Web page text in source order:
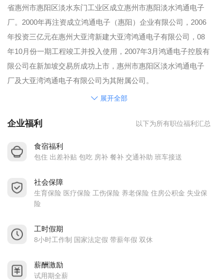
省惠州市惠阳区淡水东门工业区成立惠州市惠阳淡水鸿通电子
厂。2000年再注资成立鸿通电子（惠阳）企业有限公司，2006
年投资三亿元在惠州大亚湾新建大亚湾鸿通电子有限公司，08
年10月份一期工程竣工并投入使用，2007年3月鸿通电子控股有
限公司在新加坡交易所成功上市，惠州市惠阳区淡水鸿通电子
厂及大亚湾鸿通电子有限公司为其附属公司。
鸿通之营运模式为电子设备制造服务商(Electronics
计(ODM)制造商，提供一站式设计和生产服务。集团投资大量
机、金属加工设备、印刷线路板装配设备、芯片直接贴装机械
公司主要生产家用电子线路板、打印机、电话机、GPS、汽车
电子、智能温度计、育儿智能监护器、数码家电产品、调节
出口欧美和东南亚等地区。
鸿通已取得国际认可的质量管理系统认证ISO9001（2008）
及欧洲全面实施的无毒害物质检定制度RoHS认证，
展开全部
企业福利 以下为所有职位福利汇总
食宿福利
包住 出差补贴 包吃 房补 餐补 交通补助 班车接送
社会保障
生育保险 医疗保险 工伤保险 养老保险 住房公积金 失业保
险
工时假期
8小时工作制 国家法定假 带薪年假 双休
薪酬激励
试用期全薪